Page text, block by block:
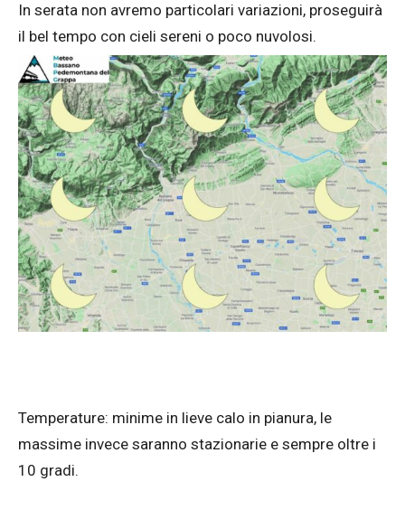
In serata non avremo particolari variazioni, proseguirà
il bel tempo con cieli sereni o poco nuvolosi.
Temperature: minime in lieve calo in pianura, le
massime invece saranno stazionarie e sempre oltre i
10 gradi.